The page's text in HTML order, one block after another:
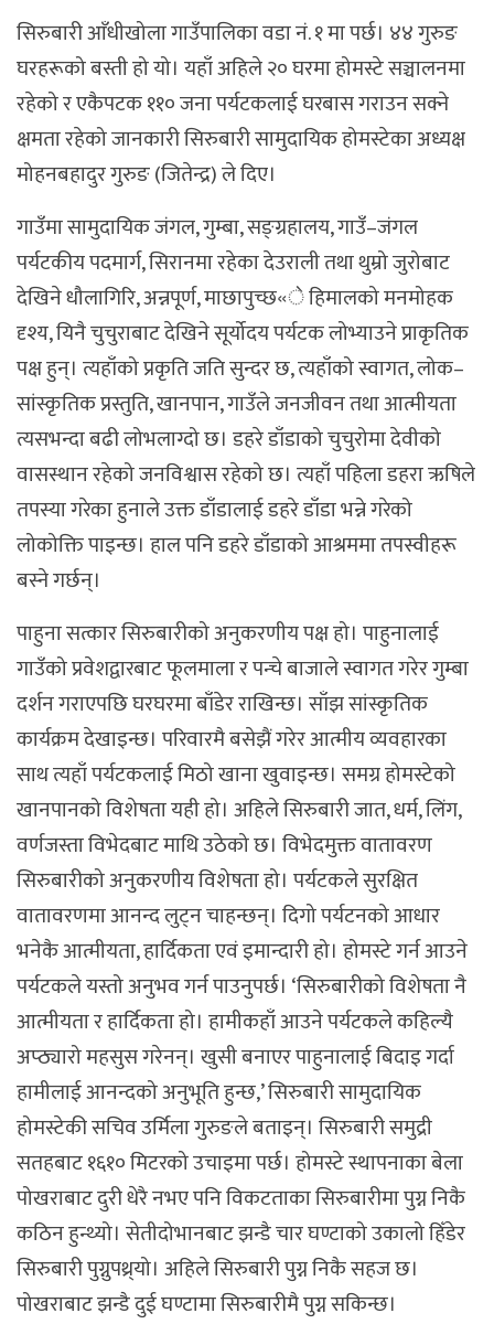
सिरुबारी आँधीखोला गाउँपालिका वडा नं. १ मा पर्छ। ४४ गुरुङ
घरहरूको बस्ती हो यो। यहाँ अहिले २० घरमा होमस्टे सञ्चालनमा
रहेको र एकैपटक ११० जना पर्यटकलाई घरबास गराउन सक्ने
क्षमता रहेको जानकारी सिरुबारी सामुदायिक होमस्टेका अध्यक्ष
मोहनबहादुर गुरुङ (जितेन्द्र) ले दिए।
गाउँमा सामुदायिक जंगल, गुम्बा, सङ्ग्रहालय, गाउँ–जंगल
पर्यटकीय पदमार्ग, सिरानमा रहेका देउराली तथा थुम्रो जुरोबाट
देखिने धौलागिरि, अन्नपूर्ण, माछापुच्छ«े हिमालको मनमोहक
दृश्य, यिनै चुचुराबाट देखिने सूर्योदय पर्यटक लोभ्याउने प्राकृतिक
पक्ष हुन्। त्यहाँको प्रकृति जति सुन्दर छ, त्यहाँको स्वागत, लोक–
सांस्कृतिक प्रस्तुति, खानपान, गाउँले जनजीवन तथा आत्मीयता
त्यसभन्दा बढी लोभलाग्दो छ। डहरे डाँडाको चुचुरोमा देवीको
वासस्थान रहेको जनविश्वास रहेको छ। त्यहाँ पहिला डहरा ऋषिले
तपस्या गरेका हुनाले उक्त डाँडालाई डहरे डाँडा भन्ने गरेको
लोकोक्ति पाइन्छ। हाल पनि डहरे डाँडाको आश्रममा तपस्वीहरू
बस्ने गर्छन्।
पाहुना सत्कार सिरुबारीको अनुकरणीय पक्ष हो। पाहुनालाई
गाउँको प्रवेशद्वारबाट फूलमाला र पन्चे बाजाले स्वागत गरेर गुम्बा
दर्शन गराएपछि घरघरमा बाँडेर राखिन्छ। साँझ सांस्कृतिक
कार्यक्रम देखाइन्छ। परिवारमै बसेझैं गरेर आत्मीय व्यवहारका
साथ त्यहाँ पर्यटकलाई मिठो खाना खुवाइन्छ। समग्र होमस्टेको
खानपानको विशेषता यही हो। अहिले सिरुबारी जात, धर्म, लिंग,
वर्णजस्ता विभेदबाट माथि उठेको छ। विभेदमुक्त वातावरण
सिरुबारीको अनुकरणीय विशेषता हो। पर्यटकले सुरक्षित
वातावरणमा आनन्द लुट्न चाहन्छन्। दिगो पर्यटनको आधार
भनेकै आत्मीयता, हार्दिकता एवं इमान्दारी हो। होमस्टे गर्न आउने
पर्यटकले यस्तो अनुभव गर्न पाउनुपर्छ। ‘सिरुबारीको विशेषता नै
आत्मीयता र हार्दिकता हो। हामीकहाँ आउने पर्यटकले कहिल्यै
अप्ठ्यारो महसुस गरेनन्। खुसी बनाएर पाहुनालाई बिदाइ गर्दा
हामीलाई आनन्दको अनुभूति हुन्छ,’ सिरुबारी सामुदायिक
होमस्टेकी सचिव उर्मिला गुरुङले बताइन्। सिरुबारी समुद्री
सतहबाट १६१० मिटरको उचाइमा पर्छ। होमस्टे स्थापनाका बेला
पोखराबाट दुरी धेरै नभए पनि विकटताका सिरुबारीमा पुग्न निकै
कठिन हुन्थ्यो। सेतीदोभानबाट झन्डै चार घण्टाको उकालो हिँडेर
सिरुबारी पुग्नुपथ्र्यो। अहिले सिरुबारी पुग्न निकै सहज छ।
पोखराबाट झन्डै दुई घण्टामा सिरुबारीमै पुग्न सकिन्छ।